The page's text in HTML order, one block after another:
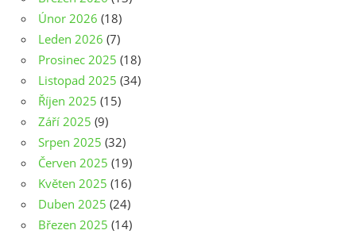
Únor 2026 (18)
Leden 2026 (7)
Prosinec 2025 (18)
Listopad 2025 (34)
Říjen 2025 (15)
Září 2025 (9)
Srpen 2025 (32)
Červen 2025 (19)
Květen 2025 (16)
Duben 2025 (24)
Březen 2025 (14)